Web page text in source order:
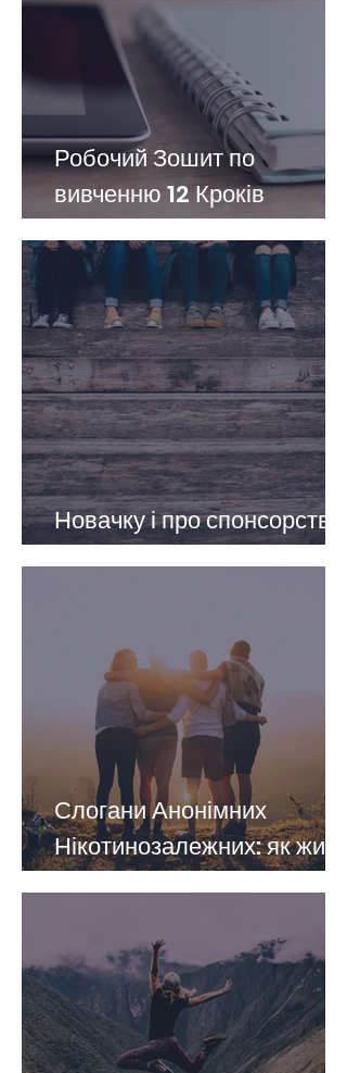
Робочий Зошит по
вивченню 12 Кроків
програми НікА
Новачку і про спонсорство
в НікА
Слогани Анонімних
Нікотинозалежних: як жити
без нікотину радісно,